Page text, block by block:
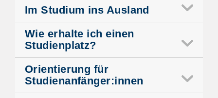
Im Studium ins Ausland
Wie erhalte ich einen
Studienplatz?
Orientierung für
Studienanfänger:innen